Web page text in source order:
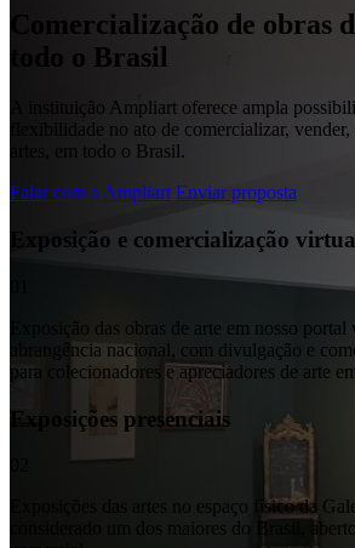
Comercialização de obras
todo o Brasil
A instituição Ampliart oferece ampla
flexibilidade no ato de comercializar,
artes, em todo o Brasil.
Falar com a Ampliart Enviar proposta
Exposição e comercialização
Exposição das obras de arte em nosso
abrangência nacional, com divulgação e
para colecionadores e apreciadores de arte
Exposições presenciais
Exposições das artes no espaço físico da
considerado um dos maiores do Brasil,